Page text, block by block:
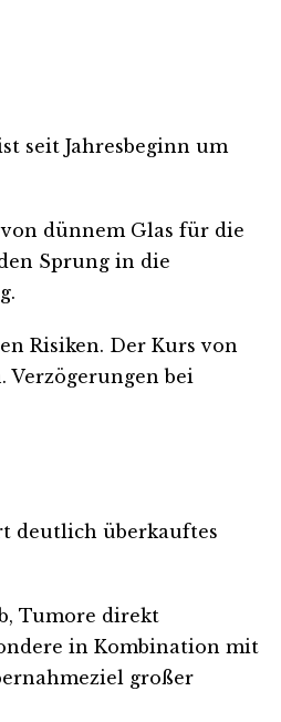
seit Jahresbeginn um
dünnem Glas für die
Sprung in die
Risiken. Der Kurs von
Verzögerungen bei
deutlich überkauftes
Tumore direkt
in Kombination mit
großer